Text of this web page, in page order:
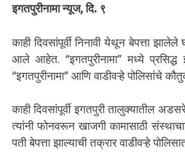
इगतपुरीनामा न्यूज, दि. ९
काही दिवसांपूर्वी निनावी येथून बेपत्ता
आले आहेत. “इगतपुरीनामा” मध्ये
“इगतपुरीनामा” आणि वाडीवऱ्हे पोलिसांचे
काही दिवसांपूर्वी इगतपुरी तालुक्यातील
त्यांनी फोनवरून खाजगी कामासाठी
पती बेपत्ता झाल्याची तक्रार वाडीवऱ्हे